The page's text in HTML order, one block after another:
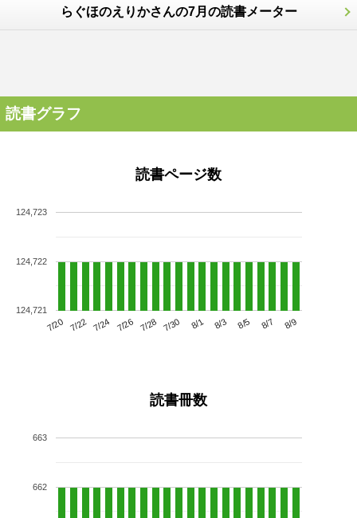
らぐほのえりかさんの7月の読書メーター
読書グラフ
読書ページ数
7/20 7/22 7/24 7/26 7/28 7/30 8/1 8/3 8/5 8/7 8/9
124,721
124,722
124,723
読書冊数
662
663